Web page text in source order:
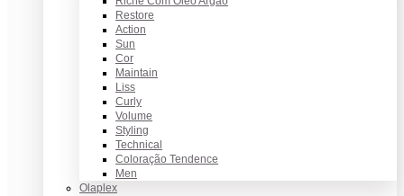
Restore
Action
Sun
Cor
Maintain
Liss
Curly
Volume
Styling
Technical
Coloração Tendence
Men
Olaplex